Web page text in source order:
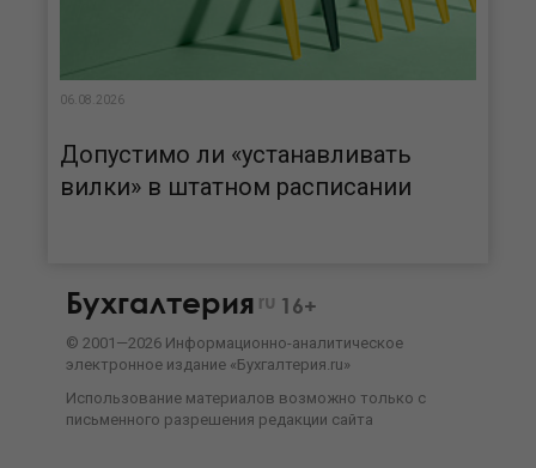
06.08.2026
Допустимо ли «устанавливать
вилки» в штатном расписании
Бухгалтерия ru 16+
© 2001—2026 Информационно-аналитическое
электронное издание «Бухгалтерия.ru»
Использование материалов возможно только с
письменного разрешения редакции сайта